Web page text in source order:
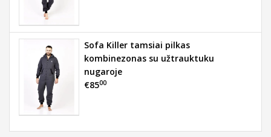
Sofa Killer tamsiai pilkas
kombinezonas su užtrauktuku
nugaroje
€8500